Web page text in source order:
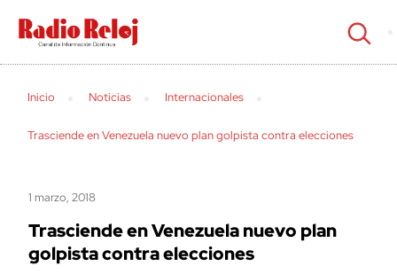
cerrar
Inicio Noticias Internacionales
Trasciende en Venezuela nuevo plan golpista contra elecciones
1 marzo, 2018
Trasciende en Venezuela nuevo plan
golpista contra elecciones